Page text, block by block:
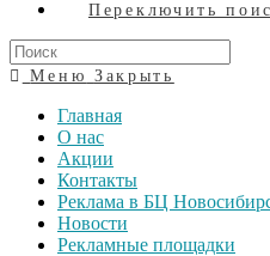
Переключить
Меню Закрыть
Главная
О нас
Акции
Контакты
Реклама в БЦ
Новости
Рекламные площадки